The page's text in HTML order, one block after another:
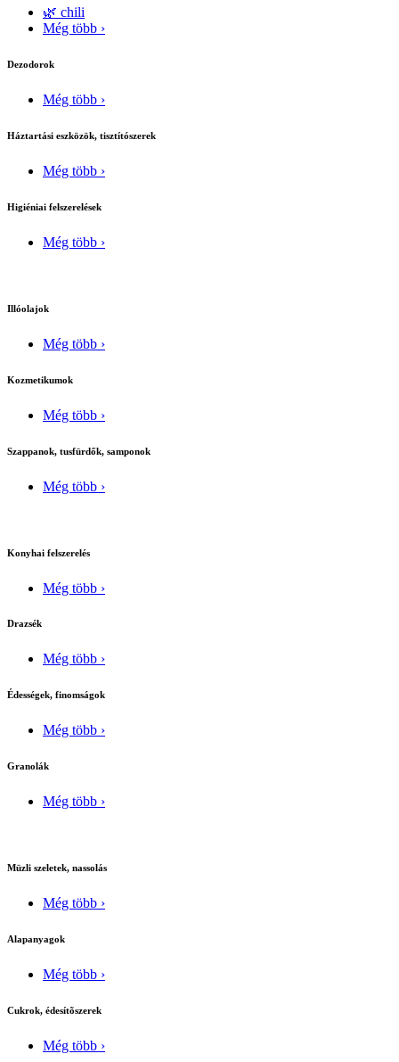
🌿 chili
Még több ›
Dezodorok
Még több ›
Háztartási eszközök, tisztítószerek
Még több ›
Higiéniai felszerelések
Még több ›
Illóolajok
Még több ›
Kozmetikumok
Még több ›
Szappanok, tusfürdők, samponok
Még több ›
Konyhai felszerelés
Még több ›
Drazsék
Még több ›
Édességek, finomságok
Még több ›
Granolák
Még több ›
Müzli szeletek, nassolás
Még több ›
Alapanyagok
Még több ›
Cukrok, édesítõszerek
Még több ›